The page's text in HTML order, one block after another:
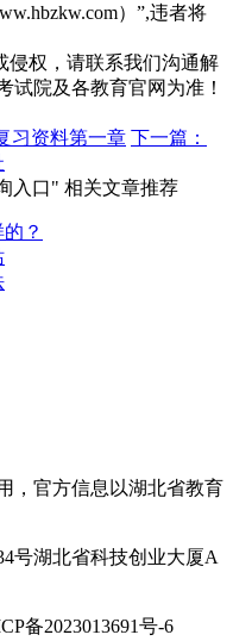
）”,违者将
侵权，请联系我们沟通解
试院及各教育官网为准！
习资料第一章 下一篇：
入口" 相关文章推荐
？
，官方信息以湖北省教育
号湖北省科技创业大厦A
备2023013691号-6